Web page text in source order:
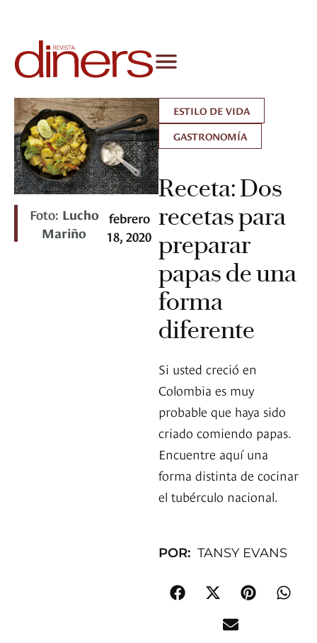
Foto: Lucho
Mariño
febrero
18, 2020
ESTILO DE VIDA
GASTRONOMÍA
Receta: Dos
recetas para
preparar
papas de una
forma
diferente
Si usted creció en
Colombia es muy
probable que haya sido
criado comiendo papas.
Encuentre aquí una
forma distinta de cocinar
el tubérculo nacional.
POR: TANSY EVANS